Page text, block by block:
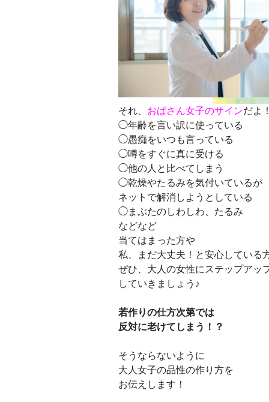
それ、 おばさん女子のサインだよ
◯年齢を言い訳に使っている
◯愚痴をいつも言っている
◯噂をすぐに真に受ける
◯他の人と比べてしまう
◯乾燥やたるみを気付いているが
ネットで解消しようとしている
◯まぶたのしわしわ、たるみ
などなど
当てはまった方や
私、まだ大丈夫！と安心している
ぜひ、大人の女性にステップアッ
していきましょう♪
若作りの仕方次第では
反対に老けてしまう！？
そうならないように
大人女子の品性の作り方を
お伝えします！